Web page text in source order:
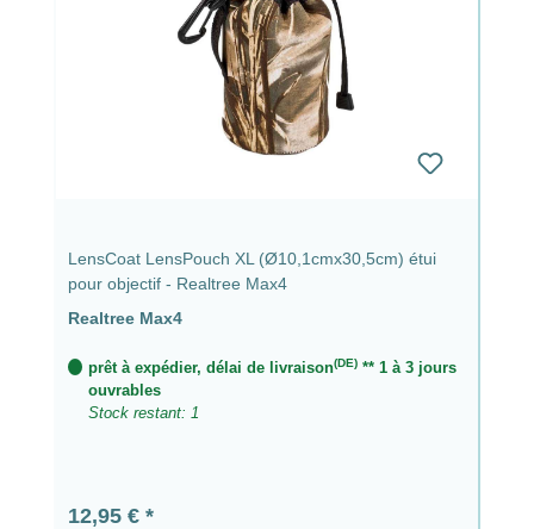
LensCoat LensPouch XL (Ø10,1cmx30,5cm) étui
pour objectif - Realtree Max4
Realtree Max4
prêt à expédier, délai de livraison(DE)** 1 à 3 jours
ouvrables
Stock restant: 1
Prix régulier :
12,95 €